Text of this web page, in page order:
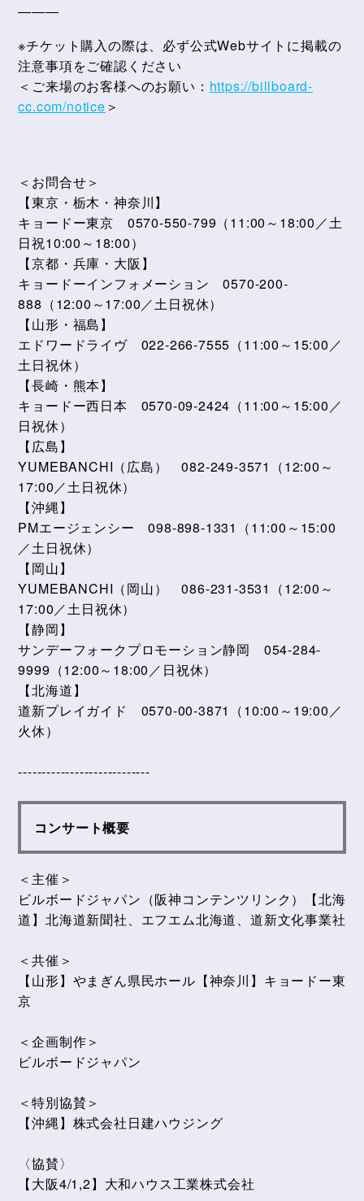
―――
※チケット購入の際は、必ず公式Webサイトに掲載の
注意事項をご確認ください
＜ご来場のお客様へのお願い： https://billboard-
cc.com/notice ＞
＜お問合せ＞
【東京・栃木・神奈川】
キョードー東京 0570-550-799（11:00～18:00／土
日祝10:00～18:00）
【京都・兵庫・大阪】
キョードーインフォメーション 0570-200-
888（12:00～17:00／土日祝休）
【山形・福島】
エドワードライヴ 022-266-7555（11:00～15:00／
土日祝休）
【長崎・熊本】
キョードー西日本 0570-09-2424（11:00～15:00／
日祝休）
【広島】
YUMEBANCHI（広島） 082-249-3571（12:00～
17:00／土日祝休）
【沖縄】
PMエージェンシー 098-898-1331（11:00～15:00
／土日祝休）
【岡山】
YUMEBANCHI（岡山） 086-231-3531（12:00～
17:00／土日祝休）
【静岡】
サンデーフォークプロモーション静岡 054-284-
9999（12:00～18:00／日祝休）
【北海道】
道新プレイガイド 0570-00-3871（10:00～19:00／
火休）
----------------------------
コンサート概要
＜主催＞
ビルボードジャパン（阪神コンテンツリンク）【北海
道】北海道新聞社、エフエム北海道、道新文化事業社
＜共催＞
【山形】やまぎん県民ホール【神奈川】キョードー東
京
＜企画制作＞
ビルボードジャパン
＜特別協賛＞
【沖縄】株式会社日建ハウジング
〈協賛〉
【大阪4/1,2】大和ハウス工業株式会社